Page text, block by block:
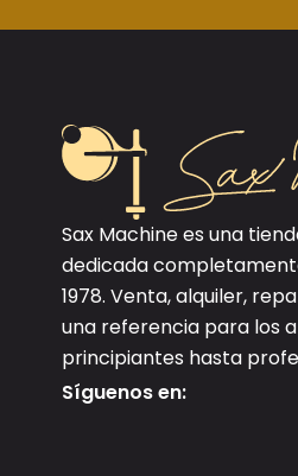
Sax Machine es una
dedicada
1978. Venta, alquiler,
una referencia para los
principiantes hasta
Síguenos en: